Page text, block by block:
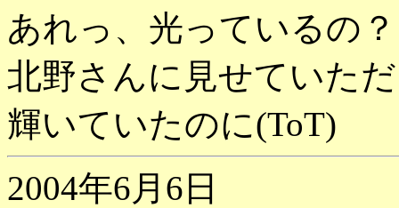
あれっ、光っているの？
北野さんに見せていた
輝いていたのに(ToT)
2004年6月6日